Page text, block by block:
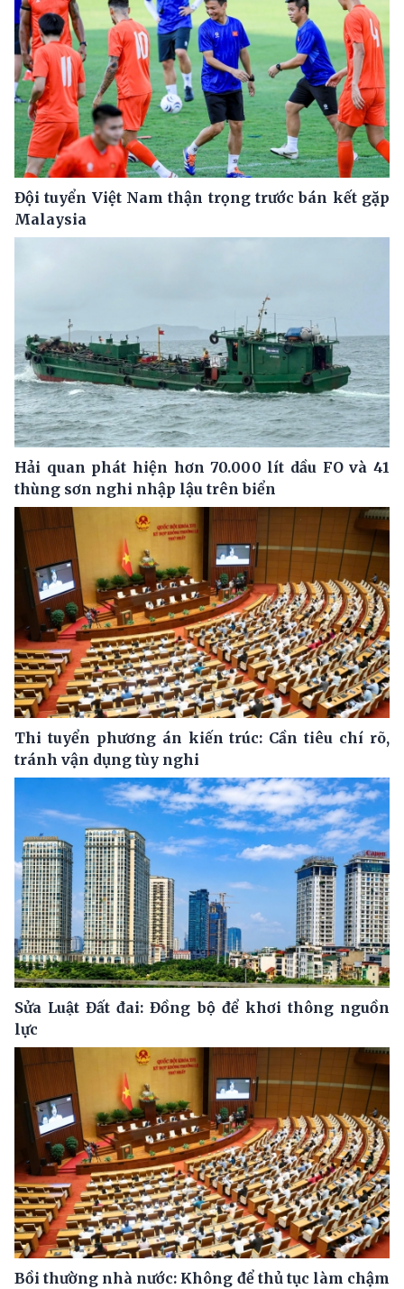
Đội tuyển Việt Nam thận trọng trước bán kết gặp
Malaysia
Hải quan phát hiện hơn 70.000 lít dầu FO và 41
thùng sơn nghi nhập lậu trên biển
Thi tuyển phương án kiến trúc: Cần tiêu chí rõ,
tránh vận dụng tùy nghi
Sửa Luật Đất đai: Đồng bộ để khơi thông nguồn
lực
Bồi thường nhà nước: Không để thủ tục làm chậm